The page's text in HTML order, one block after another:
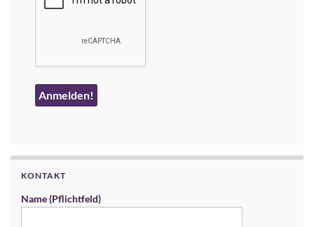
KONTAKT
Name (Pflichtfeld)